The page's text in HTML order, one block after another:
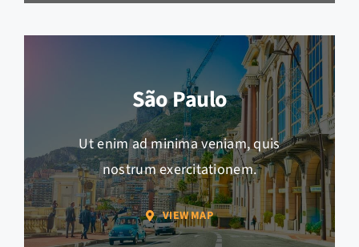
São Paulo
Ut enim ad minima veniam, quis
nostrum exercitationem.
VIEW MAP